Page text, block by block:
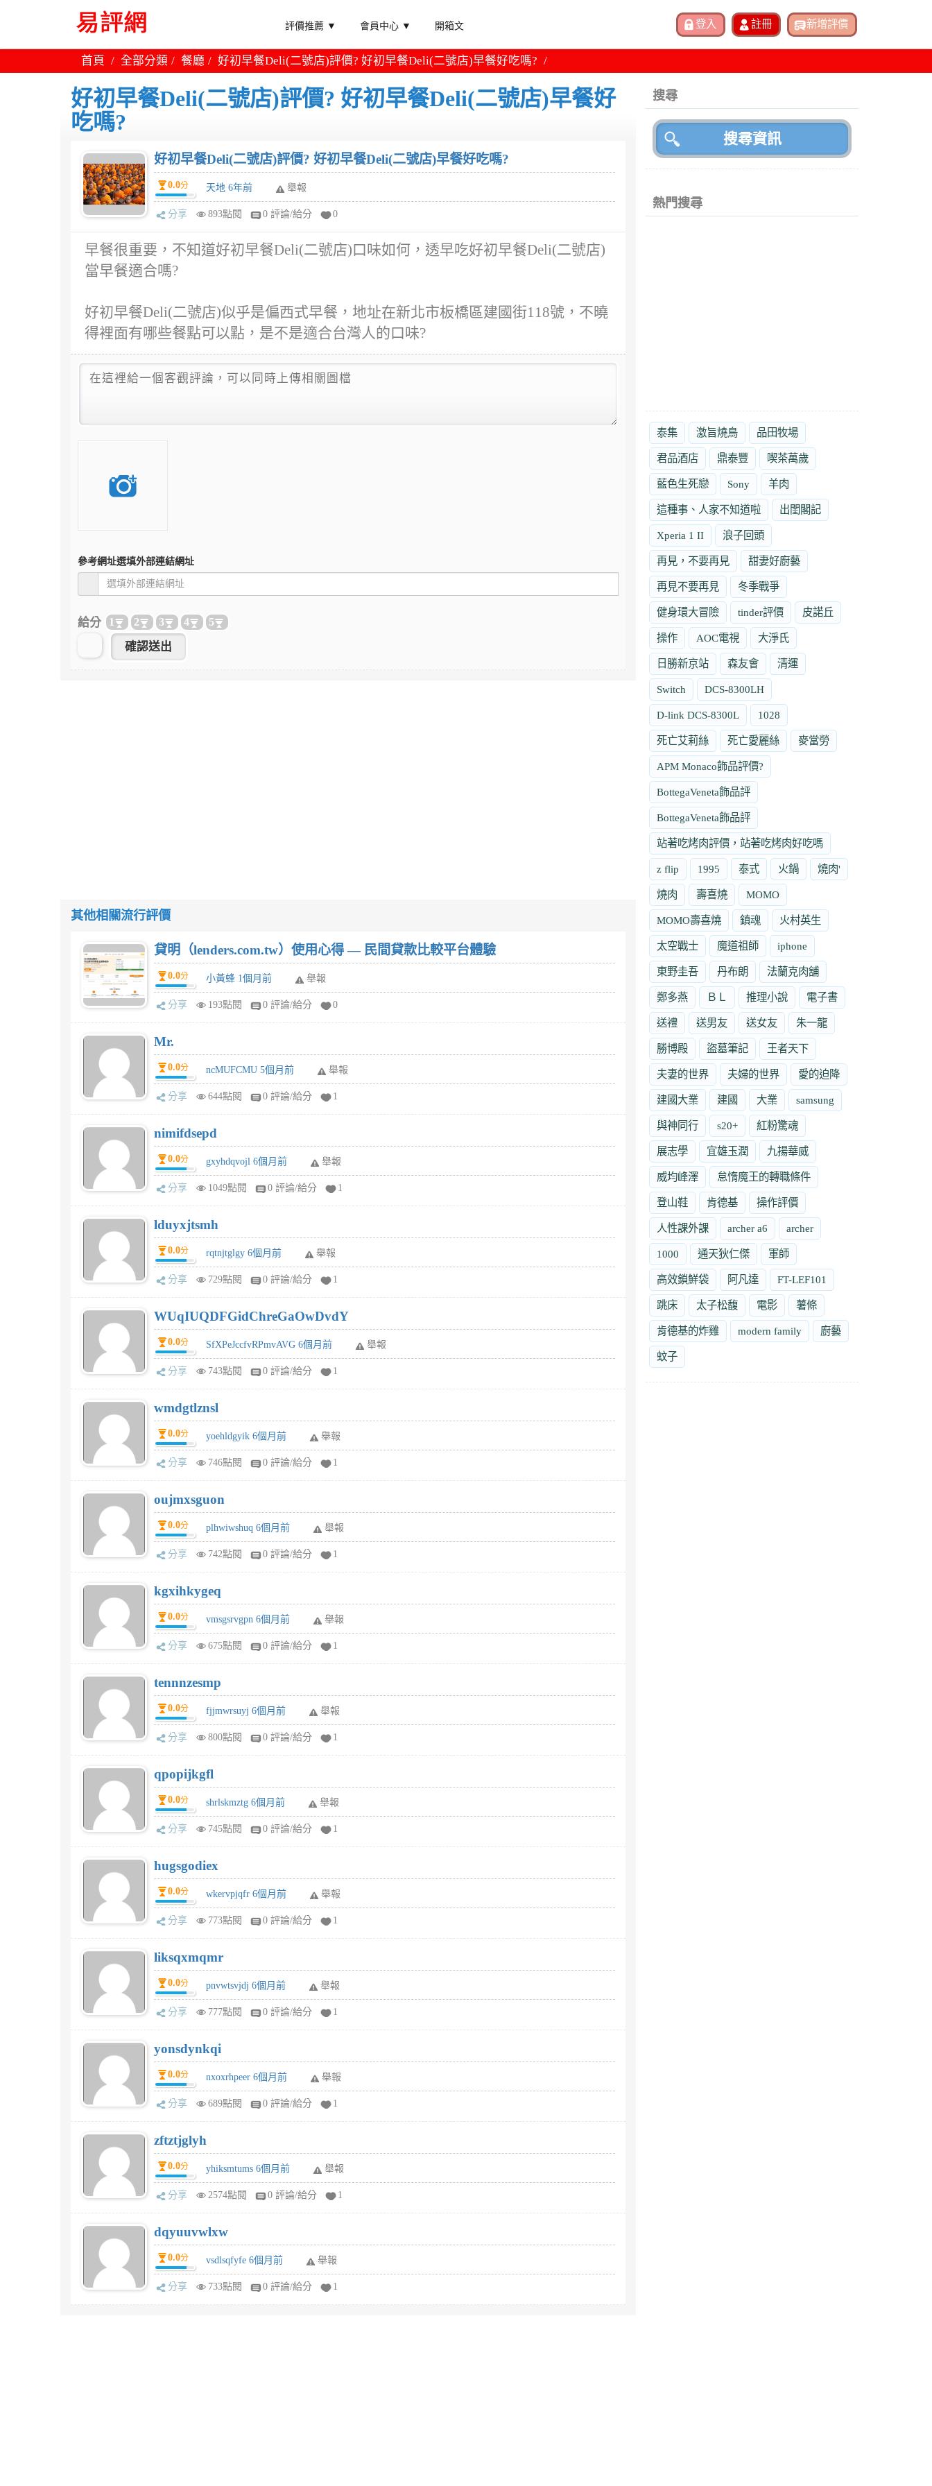
評價推薦 ▼ 會員中心 ▼ 開箱文
首頁 全部分類 餐廳 好初早餐Deli(二號店)評價? 好初早餐Deli(二號店)早餐好吃嗎?
好初早餐Deli(二號店)評價? 好初早餐Deli(二號店)早餐好
吃嗎?
好初早餐Deli(二號店)評價? 好初早餐Deli(二號店)早餐好吃嗎?
0.0分 天地 6年前 舉報
分享 893點閱 0 評論/給分 0
早餐很重要，不知道好初早餐Deli(二號店)口味如何，透早吃好初早餐Deli(二號店)
當早餐適合嗎?
好初早餐Deli(二號店)似乎是偏西式早餐，地址在新北市板橋區建國街118號，不曉
得裡面有哪些餐點可以點，是不是適合台灣人的口味?
參考網址選填外部連結網址
給分 1 2 3 4 5
其他相關流行評價
貸明（lenders.com.tw）使用心得 — 民間貸款比較平台體驗
0.0分 小黃蜂 1個月前 舉報
分享 193點閱 0 評論/給分 0
Mr.
0.0分 ncMUFCMU 5個月前 舉報
分享 644點閱 0 評論/給分 1
nimifdsepd
0.0分 gxyhdqvojl 6個月前 舉報
分享 1049點閱 0 評論/給分 1
lduyxjtsmh
0.0分 rqtnjtglgy 6個月前 舉報
分享 729點閱 0 評論/給分 1
WUqIUQDFGidChreGaOwDvdY
0.0分 SfXPeJccfvRPmvAVG 6個月前 舉報
分享 743點閱 0 評論/給分 1
wmdgtlznsl
0.0分 yoehldgyik 6個月前 舉報
分享 746點閱 0 評論/給分 1
oujmxsguon
0.0分 plhwiwshuq 6個月前 舉報
分享 742點閱 0 評論/給分 1
kgxihkygeq
0.0分 vmsgsrvgpn 6個月前 舉報
分享 675點閱 0 評論/給分 1
tennnzesmp
0.0分 fjjmwrsuyj 6個月前 舉報
分享 800點閱 0 評論/給分 1
qpopijkgfl
0.0分 shrlskmztg 6個月前 舉報
分享 745點閱 0 評論/給分 1
hugsgodiex
0.0分 wkervpjqfr 6個月前 舉報
分享 773點閱 0 評論/給分 1
liksqxmqmr
0.0分 pnvwtsvjdj 6個月前 舉報
分享 777點閱 0 評論/給分 1
yonsdynkqi
0.0分 nxoxrhpeer 6個月前 舉報
分享 689點閱 0 評論/給分 1
zftztjglyh
0.0分 yhiksmtums 6個月前 舉報
分享 2574點閱 0 評論/給分 1
dqyuuvwlxw
0.0分 vsdlsqfyfe 6個月前 舉報
分享 733點閱 0 評論/給分 1
搜尋
熱門搜尋
泰集 激旨燒鳥 品田牧場
君品酒店 鼎泰豐 喫茶萬歲
藍色生死戀 Sony 羊肉
這種事、人家不知道啦 出閨閣記
Xperia 1 II 浪子回頭
再見，不要再見 甜妻好廚藝
再見不要再見 冬季戰爭
健身環大冒險 tinder評價 皮諾丘
操作 AOC電視 大淨氏
日勝新京站 森友會 清運
Switch DCS-8300LH
D-link DCS-8300L 1028
死亡艾莉絲 死亡愛麗絲 麥當勞
APM Monaco飾品評價?
BottegaVeneta飾品評
BottegaVeneta飾品評
站著吃烤肉評價，站著吃烤肉好吃嗎
z flip 1995 泰式 火鍋 燒肉'
燒肉 壽喜燒 MOMO
MOMO壽喜燒 鎮魂 火村英生
太空戰士 魔道祖師 iphone
東野圭吾 丹布朗 法蘭克肉舖
鄭多燕 ＢＬ 推理小說 電子書
送禮 送男友 送女友 朱一龍
勝博殿 盜墓筆記 王者天下
夫妻的世界 夫婦的世界 愛的迫降
建國大業 建國 大業 samsung
與神同行 s20+ 紅粉驚魂
展志學 宜雄玉潤 九揚華威
威均峰澤 怠惰魔王的轉職條件
登山鞋 肯德基 操作評價
人性課外課 archer a6 archer
1000 通天狄仁傑 軍師
高效鎖鮮袋 阿凡達 FT-LEF101
跳床 太子松馥 電影 薯條
肯德基的炸雞 modern family 廚藝
蚊子